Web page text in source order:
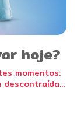
hoje?
momentos: